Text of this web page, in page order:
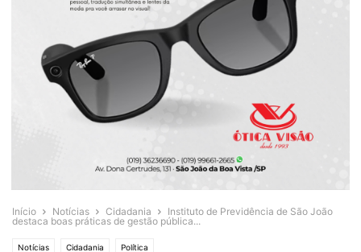
Início Notícias Cidadania
Instituto de Previdência de São João
destaca boas práticas de gestão pública...
Notícias Cidadania Política